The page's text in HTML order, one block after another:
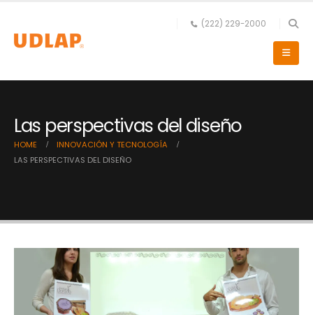
(222) 229-2000
Las perspectivas del diseño
HOME
INNOVACIÓN Y TECNOLOGÍA
LAS PERSPECTIVAS DEL DISEÑO